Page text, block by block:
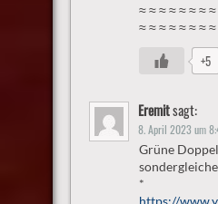
≈ ≈ ≈ ≈ ≈ ≈ ≈
≈ ≈ ≈ ≈ ≈ ≈ ≈
+5
Eremitsagt:
8. April 2023 um
Grüne
*
https://